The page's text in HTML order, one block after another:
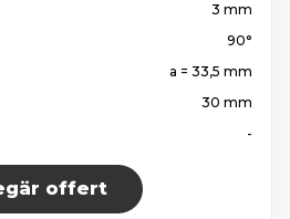
3 mm
90°
a = 33,5 mm
30 mm
-
offert